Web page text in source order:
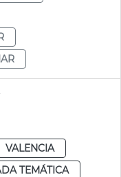
VALENCIA
TEMÁTICA